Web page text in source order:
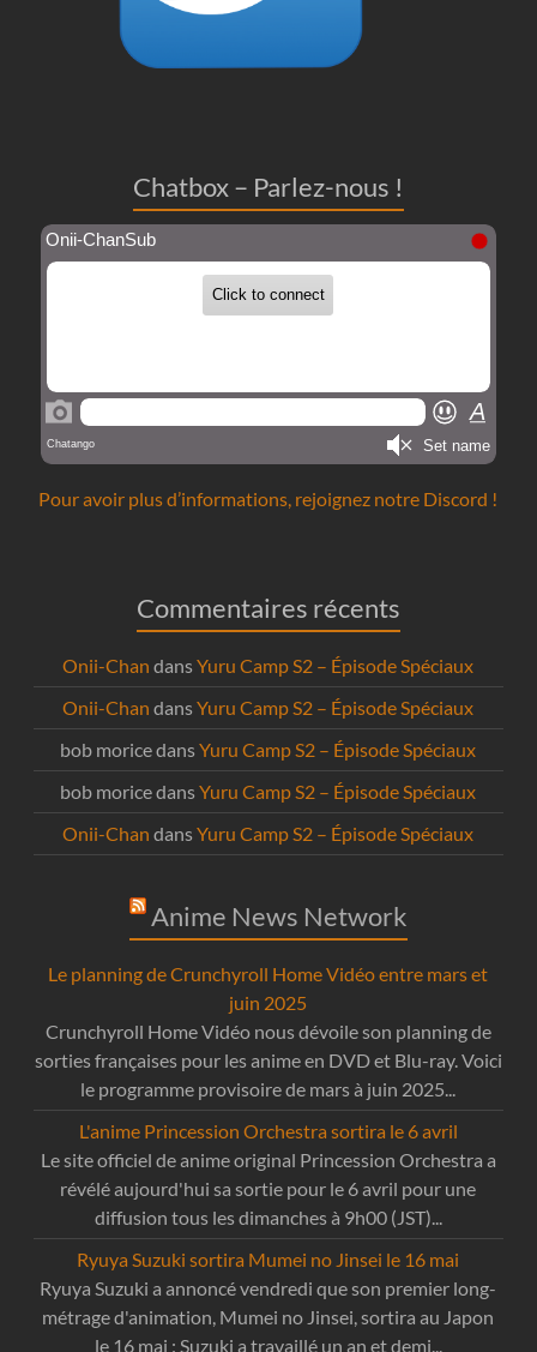
Chatbox – Parlez-nous !
Pour avoir plus d’informations, rejoignez notre Discord !
Commentaires récents
Onii-Chan dansYuru Camp S2 – Épisode Spéciaux
Onii-Chan dansYuru Camp S2 – Épisode Spéciaux
bob moricedansYuru Camp S2 – Épisode Spéciaux
bob moricedansYuru Camp S2 – Épisode Spéciaux
Onii-Chan dansYuru Camp S2 – Épisode Spéciaux
Anime News Network
Le planning de Crunchyroll Home Vidéo entre mars et
juin 2025
Crunchyroll Home Vidéo nous dévoile son planning de
sorties françaises pour les anime en DVD et Blu-ray. Voici
le programme provisoire de mars à juin 2025...
L'anime Princession Orchestra sortira le 6 avril
Le site officiel de anime original Princession Orchestra a
révélé aujourd'hui sa sortie pour le 6 avril pour une
diffusion tous les dimanches à 9h00 (JST)...
Ryuya Suzuki sortira Mumei no Jinsei le 16 mai
Ryuya Suzuki a annoncé vendredi que son premier long-
métrage d'animation, Mumei no Jinsei, sortira au Japon
le 16 mai : Suzuki a travaillé un an et demi...